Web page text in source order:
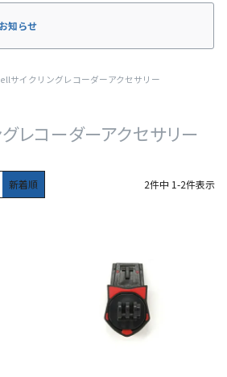
知らせ
サイクリングレコーダーアクセサリー
レコーダーアクセサリー
新着順 2件中 1-2件表示